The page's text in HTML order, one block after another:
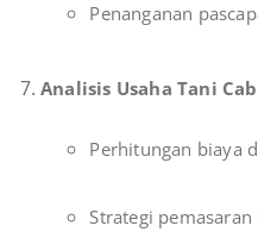
Penanganan
Analisis Usaha Tani
Perhitungan biaya
Strategi